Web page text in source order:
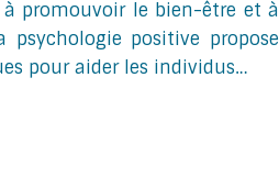
promouvoir le bien-être et à
positive propose
pour aider les individus…